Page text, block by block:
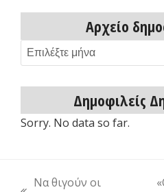
Αρχείο
Αρχείο
δημοσιεύσεων
Δημοφιλείς
Sorry. No data so far.
Να θιγούν οι